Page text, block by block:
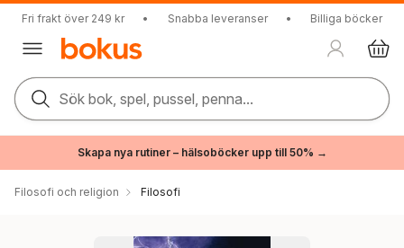
Fri frakt över 249 kr • Snabba leveranser • Billiga böcker
Sök bok, spel, pussel, penna...
Skapa nya rutiner – hälsoböcker upp till 50% →
Filosofi och religion Filosofi